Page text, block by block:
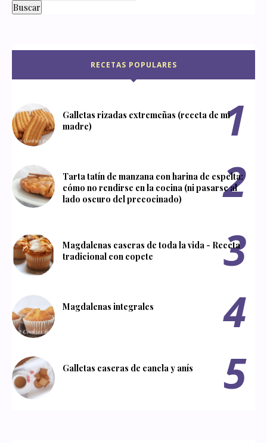
RECETAS POPULARES
Galletas rizadas extremeñas (receta de mi
madre)
Tarta tatín de manzana con harina de espelta:
cómo no rendirse en la cocina (ni pasarse al
lado oscuro del precocinado)
Magdalenas caseras de toda la vida - Receta
tradicional con copete
Magdalenas integrales
Galletas caseras de canela y anís